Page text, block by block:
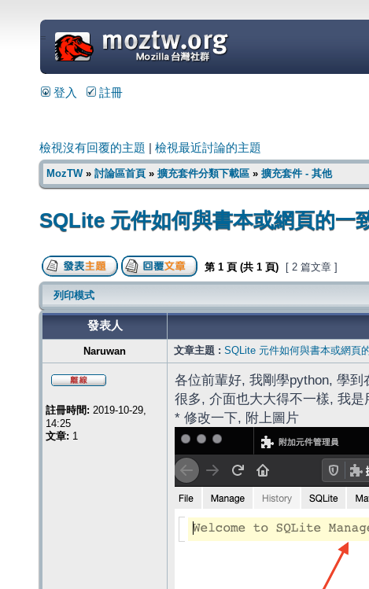
=
登入 註冊
檢視沒有回覆的主題 檢視最近討論的主題
MozTW» 討論區首頁 » 擴充套件分類下載區 » 擴充套件 - 其他
SQLite 元件如何與書本或網頁的一
第 1 頁 (共 1 頁) [ 2 篇文章 ]
列印模式
發表人
Naruwan 文章主題 : SQLite 元件如何與書本或網頁
註冊時間: 2019-10-29,
14:25
文章: 1
各位前輩好, 我剛學python, 學到
很多, 介面也大大得不一樣, 我
* 修改一下, 附上圖片